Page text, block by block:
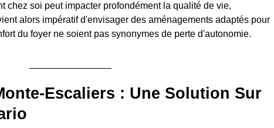
chez soi peut impacter profondément la qualité de vie,
alors impératif d'envisager des aménagements adaptés pour
du foyer ne soient pas synonymes de perte d'autonomie.
Escaliers : Une Solution Sur